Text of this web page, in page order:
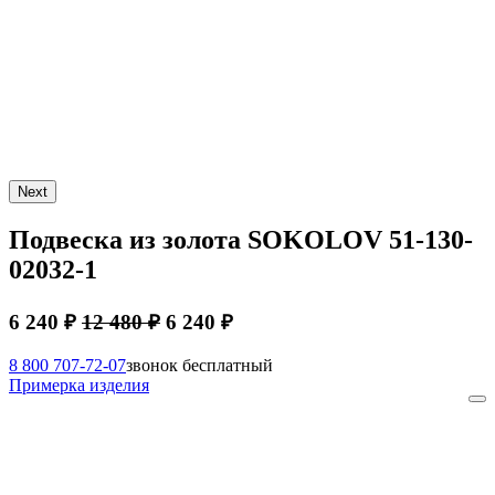
Next
Подвеска из золота SOKOLOV 51-130-
02032-1
6 240 ₽ 12 480 ₽ 6 240 ₽
8 800 707-72-07звонок бесплатный
Примерка изделия